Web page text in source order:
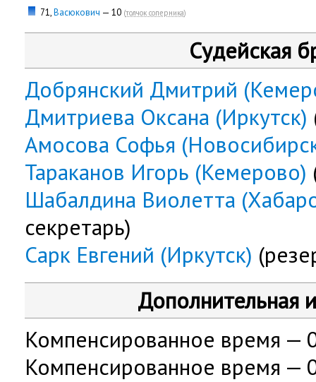
71,Васюкович — 10 (толчок соперника)
Судейская
Добрянский Дмитрий
Дмитриева Оксана (Иркутск)
Амосова Софья
Тараканов Игорь (Кемерово)
Шабалдина Виолетта
секретарь)
Сарк Евгений (Иркутск)
Дополнительная
Компенсированное время —
Компенсированное время —